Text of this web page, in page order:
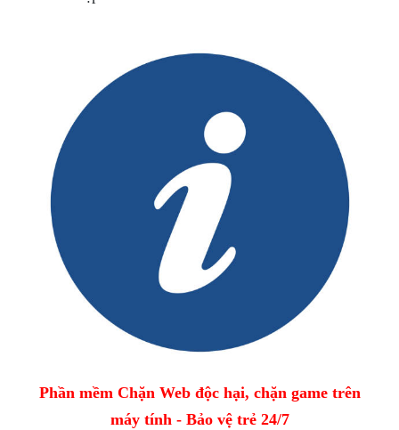
Phần mềm Chặn Web độc hại, chặn game trên
máy tính - Bảo vệ trẻ 24/7